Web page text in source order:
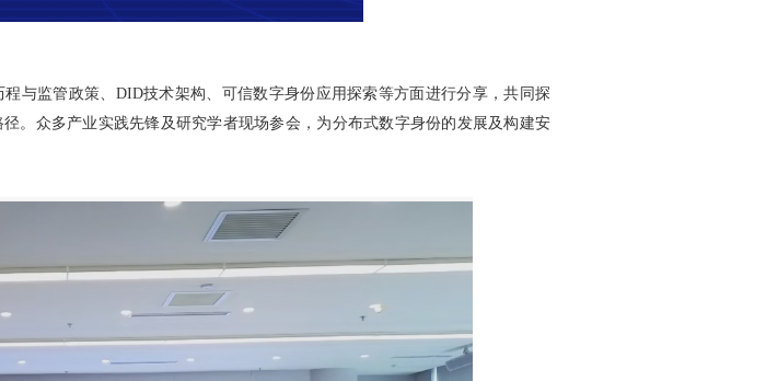
与监管政策、DID技术架构、可信数字身份应用探索等方面进行分享，共同探
。众多产业实践先锋及研究学者现场参会，为分布式数字身份的发展及构建安